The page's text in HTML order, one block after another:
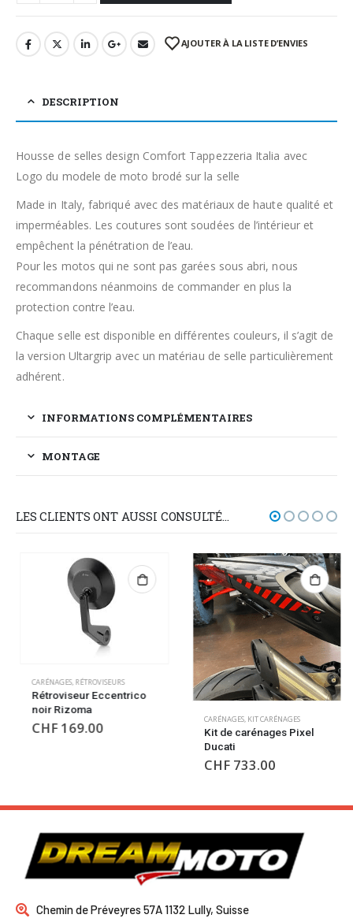
AJOUTER À LA LISTE D’ENVIES
DESCRIPTION
Housse de selles design Comfort Tappezzeria Italia avec
Logo du modele de moto brodé sur la selle
Made in Italy, fabriqué avec des matériaux de haute qualité et
imperméables. Les coutures sont soudées de l’intérieur et
empêchent la pénétration de l’eau.
Pour les motos qui ne sont pas garées sous abri, nous
recommandons néanmoins de commander en plus la
protection contre l’eau.
Chaque selle est disponible en différentes couleurs, il s’agit de
la version Ultargrip avec un matériau de selle particulièrement
adhérent.
INFORMATIONS COMPLÉMENTAIRES
MONTAGE
LES CLIENTS ONT AUSSI CONSULTÉ…
CARÉNAGES,RÉTROVISEURS
Rétroviseur Eccentrico
noir Rizoma
CHF169.00 CARÉNAGES,KIT CARÉNAGES
Kit de carénages Pixel
Ducati
CHF733.00
Chemin de Préveyres 57A 1132 Lully, Suisse